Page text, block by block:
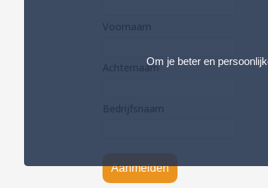
Voornaam
Achternaam
Bedrijfsnaam
Aanmelden
Om je beter en